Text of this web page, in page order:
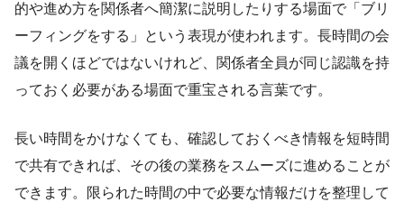
的や進め方を関係者へ簡潔に説明したりする場面で「ブリ
ーフィングをする」という表現が使われます。長時間の会
議を開くほどではないけれど、関係者全員が同じ認識を持
っておく必要がある場面で重宝される言葉です。
長い時間をかけなくても、確認しておくべき情報を短時間
で共有できれば、その後の業務をスムーズに進めることが
できます。限られた時間の中で必要な情報だけを整理して